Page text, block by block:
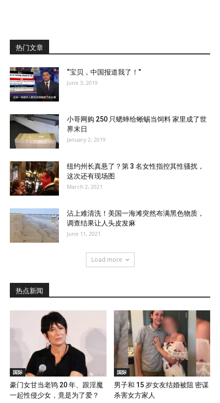
热门文章
“宝贝，中国报道我了！”
June 3, 2019
小哥网购 250 只蟋蟀给蜥蜴当饲料 家里成了世
界末日
January 2, 2019
纽约州长真悬了？第 3 名女性指控其性骚扰，
这次还有现场图
March 2, 2021
沾上难清洗！美国一海滩突然布满黑色物质，
调查结果让人头皮发麻
June 11, 2021
Load more
热点新闻
国际
豪门女甘当老鸨 20 年、跟淫魔
一起性侵少女，竟是为了爱？
国际
男子和 15 岁女友结婚被阻 密谋
杀害女方家人